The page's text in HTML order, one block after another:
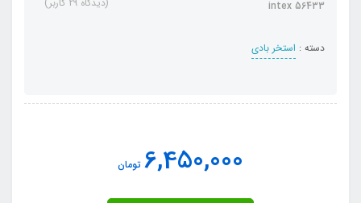
intex 56433
دسته : استخر بادی
6,450,000 تومان